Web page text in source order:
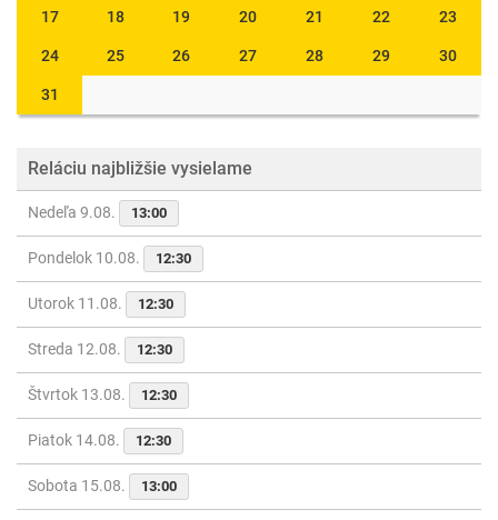
17 18 19 20 21 22 23
24 25 26 27 28 29 30
31
Reláciu najbližšie vysielame
Nedeľa 9.08. 13:00
Pondelok 10.08. 12:30
Utorok 11.08. 12:30
Streda 12.08. 12:30
Štvrtok 13.08. 12:30
Piatok 14.08. 12:30
Sobota 15.08. 13:00